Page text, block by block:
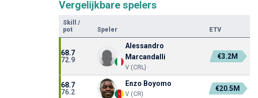
Vergelijkbare spelers
Skill
/
pot
Speler ETV
68.7
72.9
Alessandro
Marcandalli
V (CRL)
€3.2M
68.7
76.2
Enzo Boyomo
V (CR)
€20.5M